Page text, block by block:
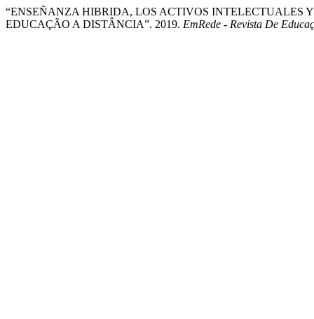
“ENSEÑANZA HIBRIDA, LOS ACTIVOS INTELECTUALES
EDUCAÇÃO A DISTÂNCIA”. 2019. EmRede - Revista De